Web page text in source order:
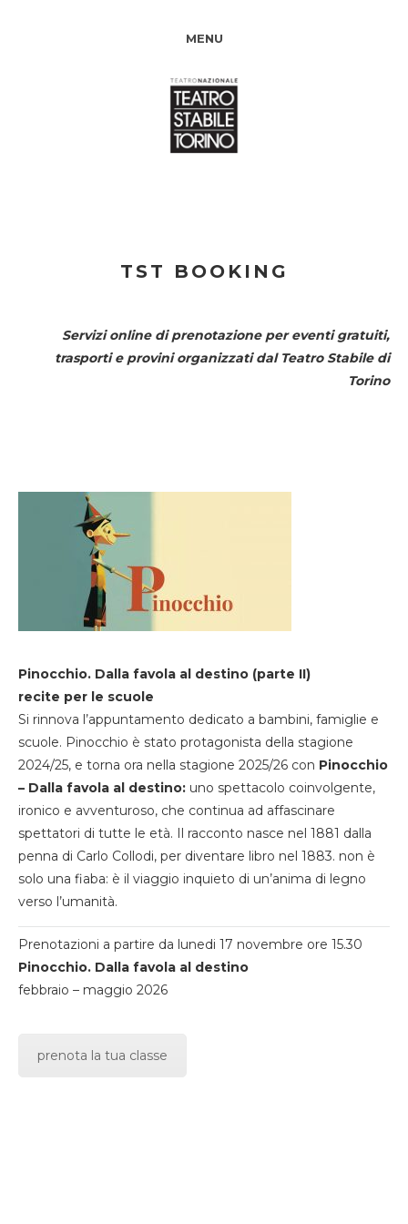
MENU
TST BOOKING
Servizi online di prenotazione per eventi gratuiti,
trasporti e provini organizzati dal Teatro Stabile di
Torino
Pinocchio. Dalla favola al destino (parte II)
recite per le scuole
Si rinnova l’appuntamento dedicato a bambini, famiglie e
scuole. Pinocchio è stato protagonista della stagione
2024/25, e torna ora nella stagione 2025/26 con Pinocchio
– Dalla favola al destino: uno spettacolo coinvolgente,
ironico e avventuroso, che continua ad affascinare
spettatori di tutte le età. Il racconto nasce nel 1881 dalla
penna di Carlo Collodi, per diventare libro nel 1883. non è
solo una fiaba: è il viaggio inquieto di un’anima di legno
verso l’umanità.
Prenotazioni a partire da lunedi 17 novembre ore 15.30
Pinocchio. Dalla favola al destino
febbraio – maggio 2026
prenota la tua classe